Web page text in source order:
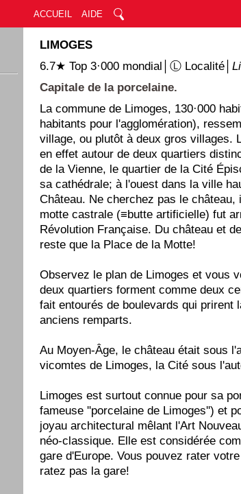
ACCUEIL AIDE
LIMOGES
6.7★ Top 3·000 mondial│Ⓛ Localité│
Capitale de la porcelaine.
La commune de Limoges, 130·000
habitants pour l'agglomération),
village, ou plutôt à deux gros villages.
en effet autour de deux quartiers
de la Vienne, le quartier de la Cité
sa cathédrale; à l'ouest dans la ville
Château. Ne cherchez pas le
motte castrale (≡butte artificielle) fut
Révolution Française. Du château et
reste que la Place de la Motte!
Observez le plan de Limoges et vous
deux quartiers forment comme deux
fait entourés de boulevards qui prirent
anciens remparts.
Au Moyen-Âge, le château était sous
vicomtes de Limoges, la Cité sous
Limoges est surtout connue pour sa
fameuse ''porcelaine de Limoges'') et
joyau architectural mêlant l'Art
néo-classique. Elle est considérée
gare d'Europe. Vous pouvez rater
ratez pas la gare!